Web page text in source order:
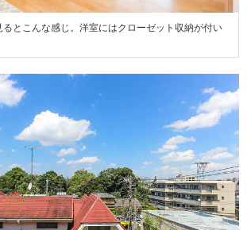
とこんな感じ。洋室にはクローゼット収納が付い